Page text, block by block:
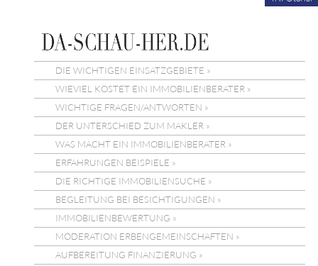
DIE WICHTIGEN EINSATZGEBIETE »
WIEVIEL KOSTET EIN IMMOBILIENBERATER »
WICHTIGE FRAGEN/ANTWORTEN »
DER UNTERSCHIED ZUM MAKLER »
WAS MACHT EIN IMMOBILIENBERATER »
ERFAHRUNGEN BEISPIELE »
DIE RICHTIGE IMMOBILIENSUCHE »
BEGLEITUNG BEI BESICHTIGUNGEN »
IMMOBILIENBEWERTUNG »
MODERATION ERBENGEMEINSCHAFTEN »
AUFBEREITUNG FINANZIERUNG »